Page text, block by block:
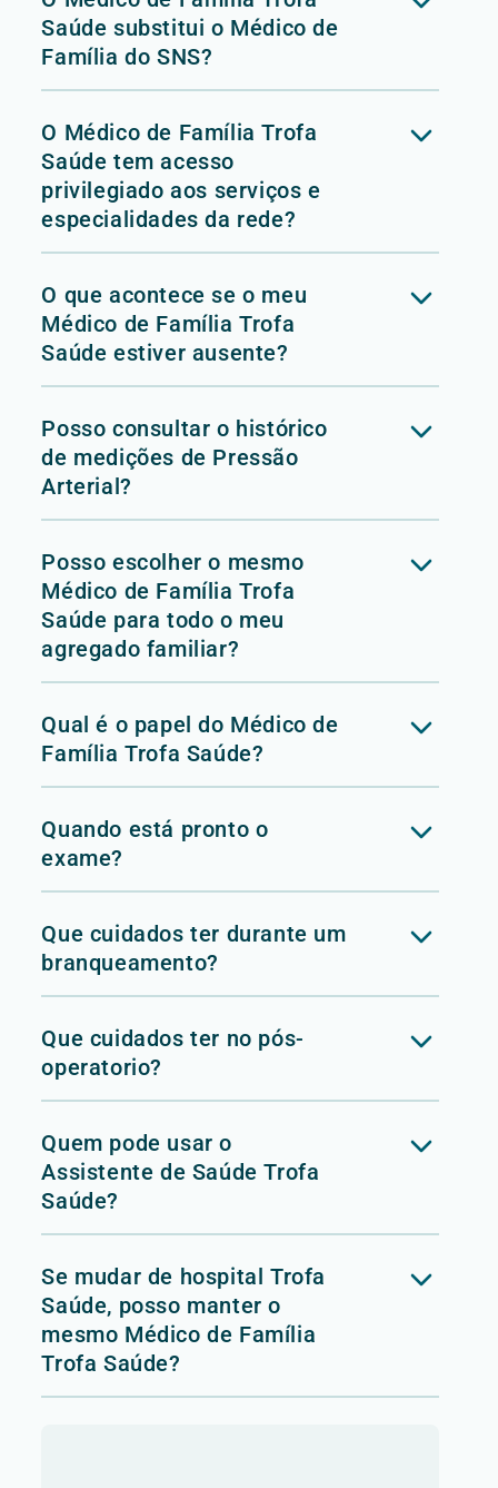
Saúde substitui o Médico de
Família do SNS?
O Médico de Família Trofa
Saúde tem acesso
privilegiado aos serviços e
especialidades da rede?
O que acontece se o meu
Médico de Família Trofa
Saúde estiver ausente?
Posso consultar o histórico
de medições de Pressão
Arterial?
Posso escolher o mesmo
Médico de Família Trofa
Saúde para todo o meu
agregado familiar?
Qual é o papel do Médico de
Família Trofa Saúde?
Quando está pronto o
exame?
Que cuidados ter durante um
branqueamento?
Que cuidados ter no pós-
operatorio?
Quem pode usar o
Assistente de Saúde Trofa
Saúde?
Se mudar de hospital Trofa
Saúde, posso manter o
mesmo Médico de Família
Trofa Saúde?